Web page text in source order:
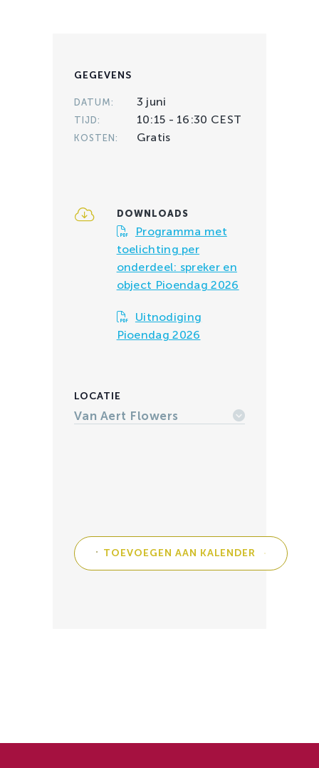
GEGEVENS
DATUM: 3 juni
TIJD: 10:15 - 16:30 CEST
KOSTEN: Gratis
DOWNLOADS
Programma met
toelichting per
onderdeel: spreker en
object Pioendag 2026
Uitnodiging
Pioendag 2026
LOCATIE
Van Aert Flowers
TOEVOEGEN AAN KALENDER